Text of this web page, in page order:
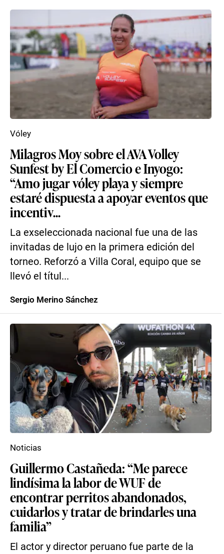
Milagros Moy sobre el AVA Volley
Sunfest by El Comercio e Inyogo:
“Amo jugar vóley playa y siempre
estaré dispuesta a apoyar eventos que
incentiv...
La exseleccionada nacional fue una de las
invitadas de lujo en la primera edición del
torneo. Reforzó a Villa Coral, equipo que se
llevó el títul...
Vóley
Sergio Merino Sánchez
Guillermo Castañeda: “Me parece
lindísima la labor de WUF de
encontrar perritos abandonados,
cuidarlos y tratar de brindarles una
familia”
El actor y director peruano fue parte de la
Noticias